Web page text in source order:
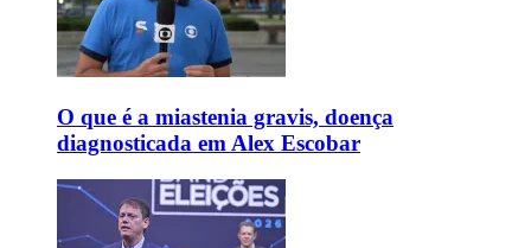
O que é a miastenia gravis, doença
diagnosticada em Alex Escobar